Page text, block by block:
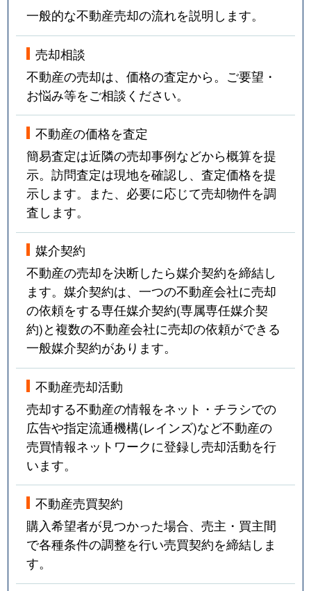
一般的な不動産売却の流れを説明します。
売却相談
不動産の売却は、価格の査定から。ご要望・
お悩み等をご相談ください。
不動産の価格を査定
簡易査定は近隣の売却事例などから概算を提
示。訪問査定は現地を確認し、査定価格を提
示します。また、必要に応じて売却物件を調
査します。
媒介契約
不動産の売却を決断したら媒介契約を締結し
ます。媒介契約は、一つの不動産会社に売却
の依頼をする専任媒介契約(専属専任媒介契
約)と複数の不動産会社に売却の依頼ができる
一般媒介契約があります。
不動産売却活動
売却する不動産の情報をネット・チラシでの
広告や指定流通機構(レインズ)など不動産の
売買情報ネットワークに登録し売却活動を行
います。
不動産売買契約
購入希望者が見つかった場合、売主・買主間
で各種条件の調整を行い売買契約を締結しま
す。